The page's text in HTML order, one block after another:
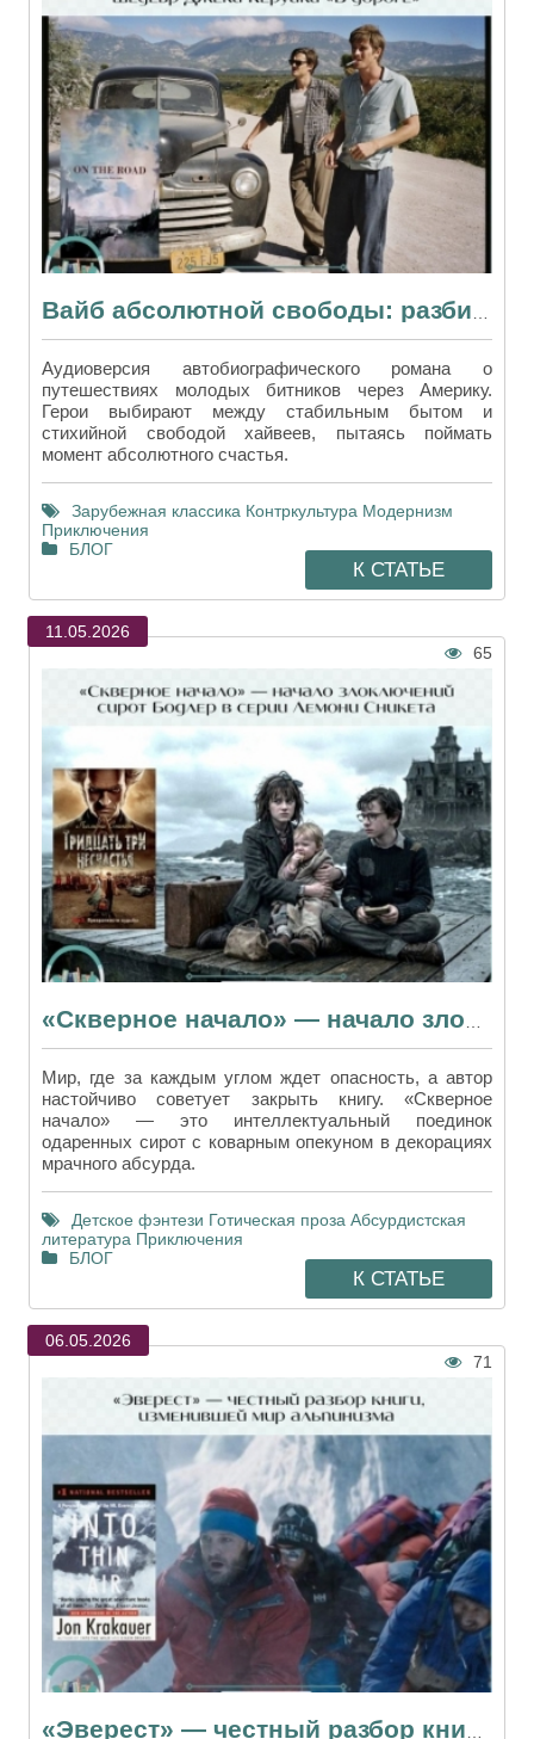
Аудиоверсия автобиографического романа о
путешествиях молодых битников через Америку.
Герои выбирают между стабильным бытом и
стихийной свободой хайвеев, пытаясь поймать
момент абсолютного счастья.
Зарубежная классика Контркультура Модернизм
Приключения
БЛОГ
К СТАТЬЕ
11.05.2026
65
«Скверное начало» — начало злоключений сирот Бодлер в серии Лемони Сникета
Мир, где за каждым углом ждет опасность, а автор
настойчиво советует закрыть книгу. «Скверное
начало» — это интеллектуальный поединок
одаренных сирот с коварным опекуном в декорациях
мрачного абсурда.
Детское фэнтези Готическая проза Абсурдистская
литература Приключения
БЛОГ
К СТАТЬЕ
06.05.2026
71